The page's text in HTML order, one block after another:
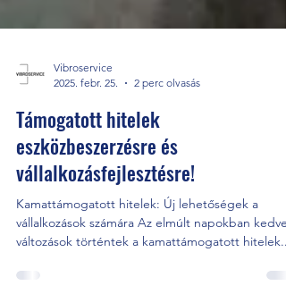
Vibroservice
2025. febr. 25.
2 perc olvasás
Támogatott hitelek
eszközbeszerzésre és
vállalkozásfejlesztésre!
Kamattámogatott hitelek: Új lehetőségek a